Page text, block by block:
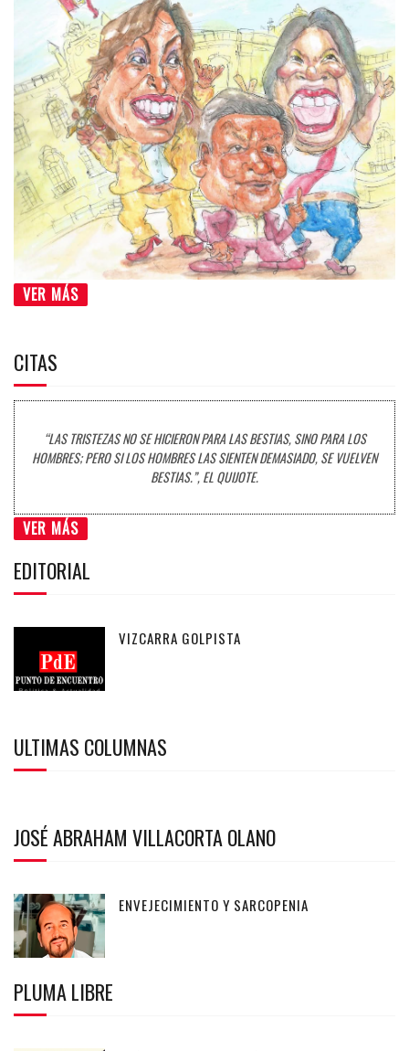
VER MÁS
CITAS
“LAS TRISTEZAS NO SE HICIERON PARA LAS BESTIAS, SINO PARA LOS
HOMBRES; PERO SI LOS HOMBRES LAS SIENTEN DEMASIADO, SE VUELVEN
BESTIAS.”, EL QUIJOTE.
VER MÁS
EDITORIAL
VIZCARRA GOLPISTA
ULTIMAS COLUMNAS
JOSÉ ABRAHAM VILLACORTA OLANO
ENVEJECIMIENTO Y SARCOPENIA
PLUMA LIBRE